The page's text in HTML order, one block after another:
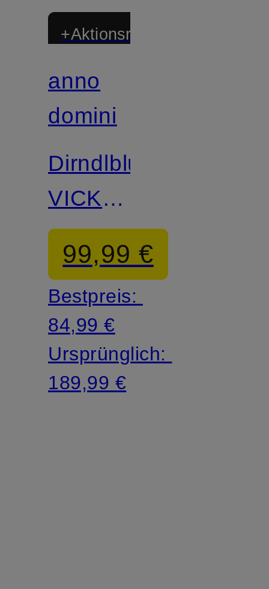
+Aktionsrabatt
anno
domini
Dirndlbluse
VICKY
aus
Spitze
99,99 €
Bestpreis:
84,99 €
Ursprünglich:
189,99 €